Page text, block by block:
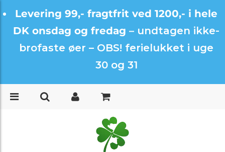
Levering 99,- fragtfrit ved 1200,- i hele
DK onsdag og fredag – undtagen ikke-
brofaste øer – OBS! ferielukket i uge
30 og 31